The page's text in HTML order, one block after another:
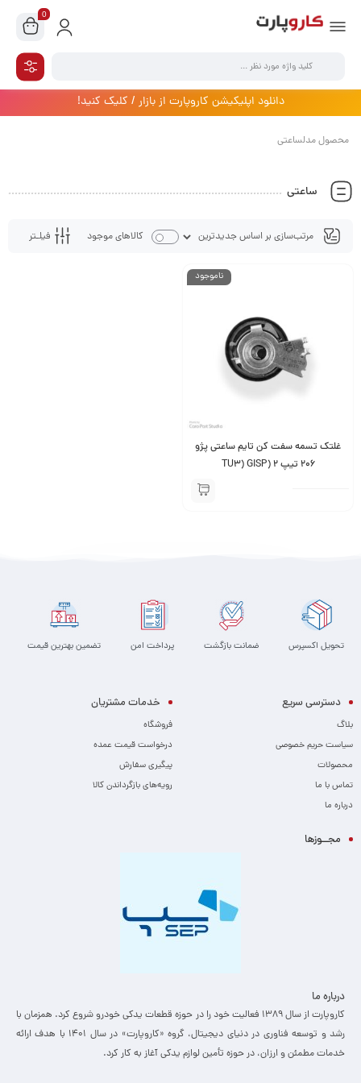
0
دانلود اپلیکیشن کاروپارت از بازار / کلیک کنید!
محصول مدلساعتی
ساعتی
فیلـتر کالاهای موجود
ناموجود
غلتک تسمه سفت کن تایم ساعتی پژو
206 تیپ 2 (TU3) GISP
تحویل اکسپرس ضمانت بازگشت پرداخت امن تضمین بهترین قیمت
دسترسی سریع
بلاگ
سیاست حریم خصوصی
محصولات
تماس با ما
درباره ما
خدمات مشتریان
فروشگاه
درخواست قیمت عمده
پیگیری سفارش
رویه‌های بازگرداندن کالا
مجــوزها
درباره ما
کاروپارت از سال ۱۳۸۹ فعالیت خود را در حوزه قطعات یدکی خودرو شروع کرد. همزمان با
رشد و توسعه فناوری در دنیای دیجیتال، گروه «کاروپارت» در سال ۱۴۰۱ با هدف ارائه
خدمات مطمئن و ارزان، ­در حوزه تأمین لوازم یدکی آغاز به کار کرد.